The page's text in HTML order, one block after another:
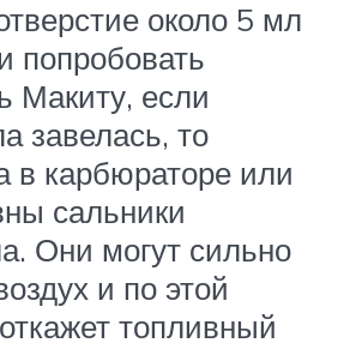
около 5 мл
попробовать
Макиту, если
завелась, то
в карбюраторе или
сальники
Они могут сильно
и по этой
топливный